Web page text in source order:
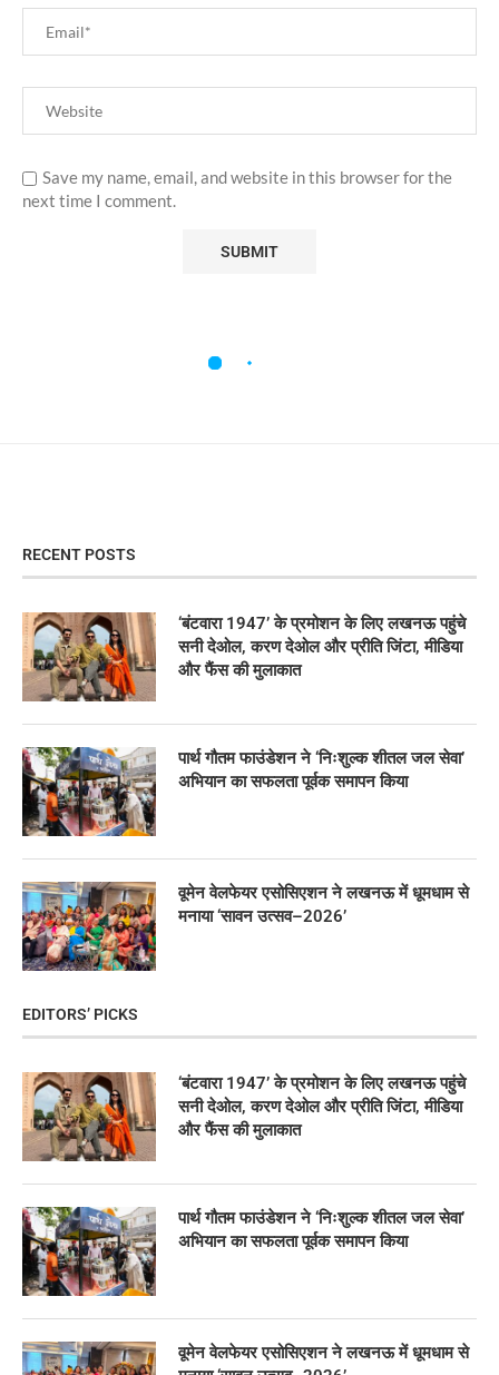
Save my name, email, and website in this browser for the
next time I comment.
RECENT POSTS
‘बंटवारा 1947’ के प्रमोशन के लिए लखनऊ पहुंचे
सनी देओल, करण देओल और प्रीति जिंटा, मीडिया
और फैंस की मुलाकात
पार्थ गौतम फाउंडेशन ने ‘निःशुल्क शीतल जल सेवा’
अभियान का सफलता पूर्वक समापन किया
वूमेन वेलफेयर एसोसिएशन ने लखनऊ में धूमधाम से
मनाया ‘सावन उत्सव–2026’
EDITORS’ PICKS
‘बंटवारा 1947’ के प्रमोशन के लिए लखनऊ पहुंचे
सनी देओल, करण देओल और प्रीति जिंटा, मीडिया
और फैंस की मुलाकात
पार्थ गौतम फाउंडेशन ने ‘निःशुल्क शीतल जल सेवा’
अभियान का सफलता पूर्वक समापन किया
वूमेन वेलफेयर एसोसिएशन ने लखनऊ में धूमधाम से